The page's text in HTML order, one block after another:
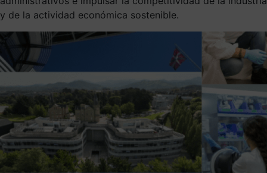
y de la actividad económica sostenible.